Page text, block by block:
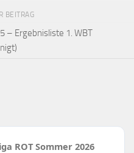
BEITRAG
– Ergebnisliste 1. WBT
ROT Sommer 2026